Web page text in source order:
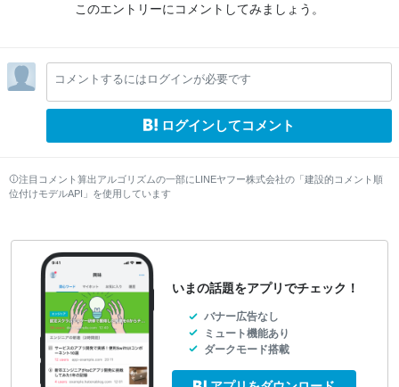
このエントリーにコメントしてみましょう。
コメントするにはログインが必要です
ログインしてコメント
注目コメント算出アルゴリズムの一部にLINEヤフー株式会社の「建設的コメント順
位付けモデルAPI」を使用しています
いまの話題をアプリでチェック！
バナー広告なし
ミュート機能あり
ダークモード搭載